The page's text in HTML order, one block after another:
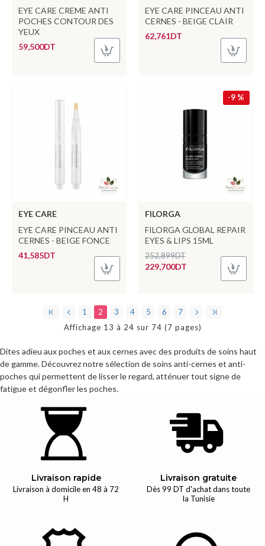
EYE CARE CREME ANTI
POCHES CONTOUR DES
YEUX
59,500DT
EYE CARE PINCEAU ANTI
CERNES - BEIGE CLAIR
62,761DT
EYE CARE
EYE CARE PINCEAU ANTI
CERNES - BEIGE FONCE
41,585DT
-9 %
FILORGA
FILORGA GLOBAL REPAIR
EYES & LIPS 15ML
229,700DT
252,899DT
1 2 3 4 5 6
7
Affichage 13 à 24 sur 74 (7 pages)
Dites adieu aux poches et aux cernes avec des produits de soins haut
de gamme. Découvrez notre sélection de soins anti-cernes et anti-
poches qui permettent de lisser le regard, atténuer tout signe de
fatigue et dégonfler les poches.
Livraison rapide
Livraison à domicile en 48 à 72
H
Livraison gratuite
Dès 99 DT d'achat dans toute
la Tunisie